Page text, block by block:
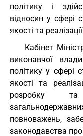
політику і
відносин у сфері
якості та
Кабінет
виконавчої
політику у сфері
якості та
розробку та
повноважень,
законодавства про